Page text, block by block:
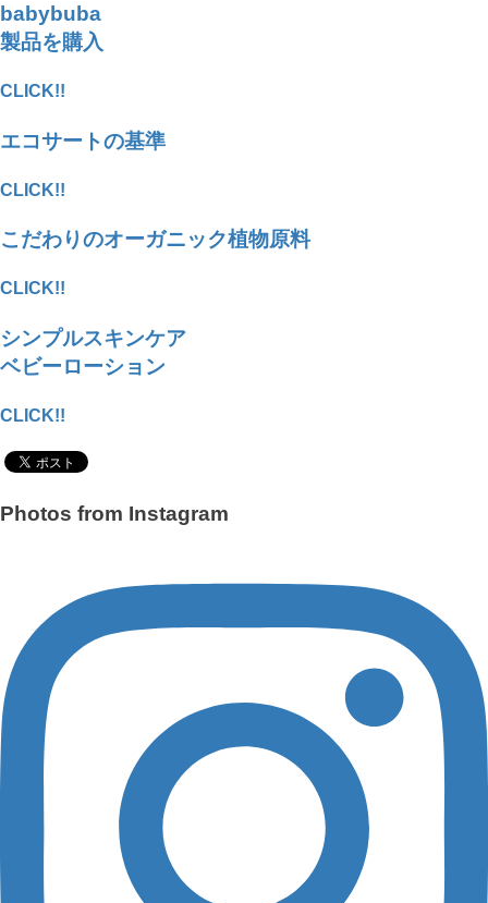
babybuba
製品を購入
CLICK!!
エコサートの基準
CLICK!!
こだわりのオーガニック植物原料
CLICK!!
シンプルスキンケア
ベビーローション
CLICK!!
Photos from Instagram